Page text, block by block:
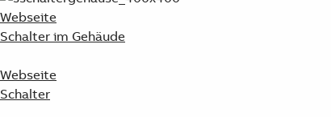
Webseite
Schalter im Gehäude
Webseite
Schalter